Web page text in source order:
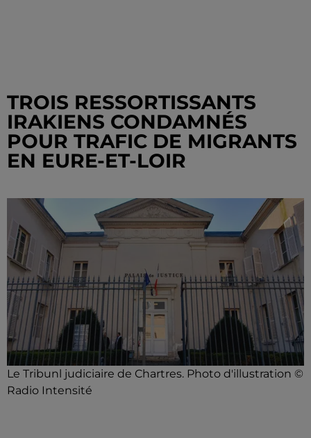
TROIS RESSORTISSANTS
IRAKIENS CONDAMNÉS
POUR TRAFIC DE MIGRANTS
EN EURE-ET-LOIR
Le Tribunl judiciaire de Chartres. Photo d'illustration ©
Radio Intensité